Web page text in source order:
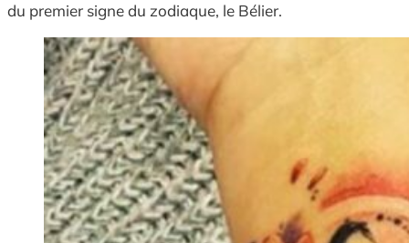
du premier signe du zodiaque, le Bélier.